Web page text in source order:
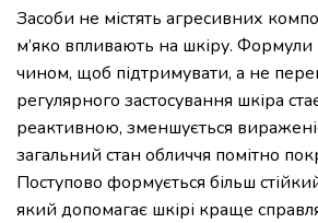
Засоби не містять агресивних
м’яко впливають на шкіру. Формули
чином, щоб підтримувати, а не
регулярного застосування шкіра
реактивною, зменшується
загальний стан обличчя помітно
Поступово формується більш
який допомагає шкірі краще